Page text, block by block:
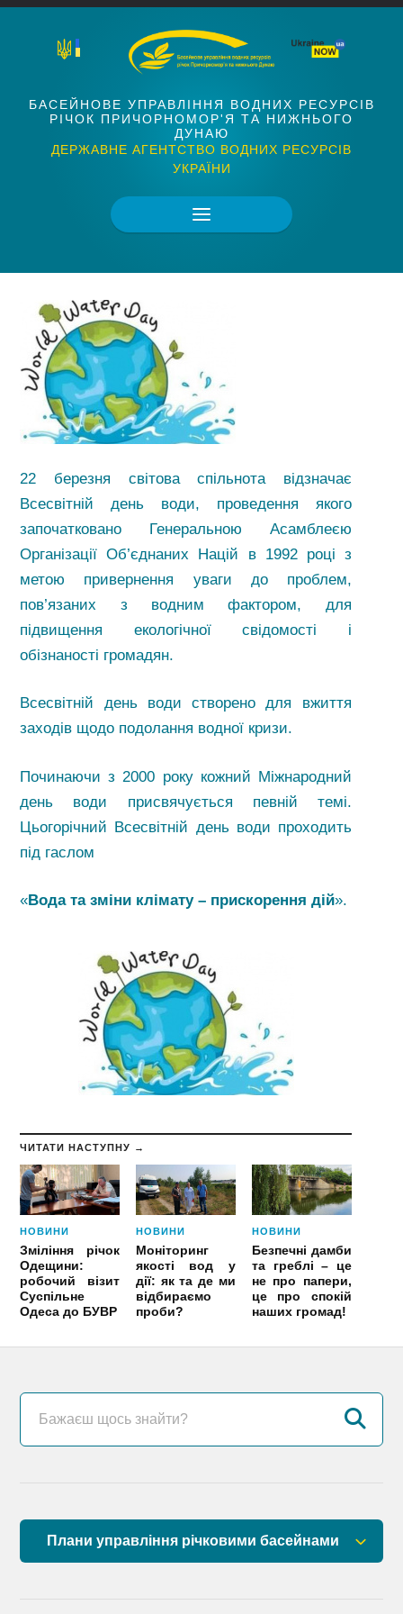
БАСЕЙНОВЕ УПРАВЛІННЯ ВОДНИХ РЕСУРСІВ
РІЧОК ПРИЧОРНОМОР'Я ТА НИЖНЬОГО
ДУНАЮ
ДЕРЖАВНЕ АГЕНТСТВО ВОДНИХ РЕСУРСІВ
УКРАЇНИ
22 березня світова спільнота відзначає
Всесвітній день води, проведення якого
започатковано Генеральною Асамблеєю
Організації Об’єднаних Націй в 1992 році з
метою привернення уваги до проблем,
пов’язаних з водним фактором, для
підвищення екологічної свідомості і
обізнаності громадян.
Всесвітній день води створено для вжиття
заходів щодо подолання водної кризи.
Починаючи з 2000 року кожний Міжнародний
день води присвячується певній темі.
Цьогорічний Всесвітній день води проходить
під гаслом
«Вода та зміни клімату – прискорення дій».
ЧИТАТИ НАСТУПНУ →
НОВИНИ
Зміління річок
Одещини:
робочий візит
Суспільне
Одеса до БУВР
НОВИНИ
Моніторинг
якості вод у
дії: як та де ми
відбираємо
проби?
НОВИНИ
Безпечні дамби
та греблі – це
не про папери,
це про спокій
наших громад!
Плани управління річковими басейнами